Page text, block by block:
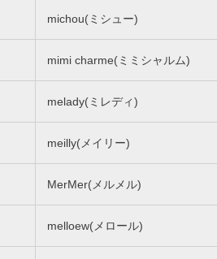
michou(ミシュー)
mimi charme(ミミシャルム)
melady(ミレディ)
meilly(メイリー)
MerMer(メルメル)
melloew(メロール)